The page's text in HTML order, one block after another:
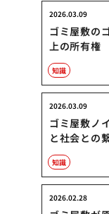
ゴミ屋敷の
上の所有権
2026.03.09
知識
ゴミ屋敷ノ
と社会との
2026.03.09
知識
2026.02.28